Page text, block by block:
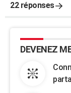
22 réponses
DEVENEZ